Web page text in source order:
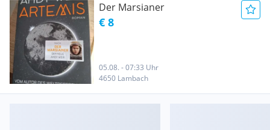
Der Marsianer
€ 8
05.08. - 07:33 Uhr
4650 Lambach